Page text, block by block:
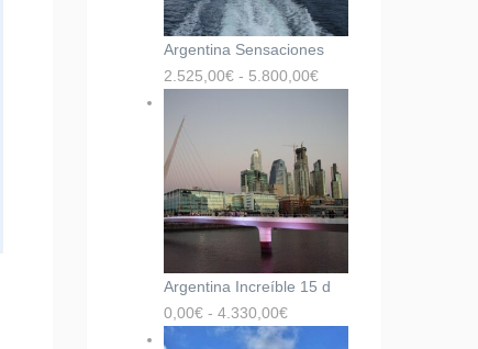
Argentina Sensaciones
2.525,00€ - 5.800,00€
Argentina Increíble 15 d
0,00€ - 4.330,00€